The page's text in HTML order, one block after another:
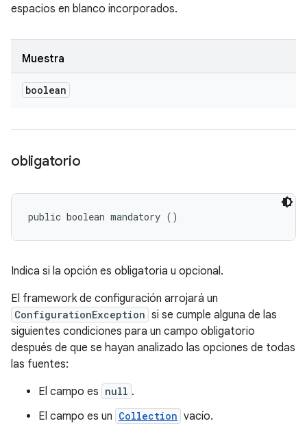
espacios en blanco incorporados.
Muestra
boolean
obligatorio
public boolean mandatory ()
Indica si la opción es obligatoria u opcional.
El framework de configuración arrojará un
ConfigurationException si se cumple alguna de las
siguientes condiciones para un campo obligatorio
después de que se hayan analizado las opciones de todas
las fuentes:
El campo es null .
El campo es un Collection vacío.